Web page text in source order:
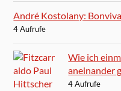
André Kostolany:
4 Aufrufe
Wie ich
aneinander
4 Aufrufe